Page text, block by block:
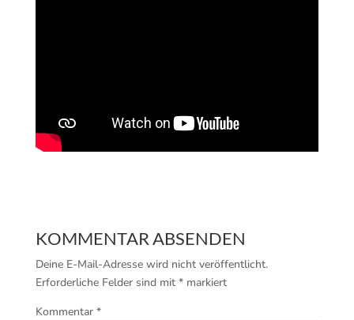
KOMMENTAR ABSENDEN
Deine E-Mail-Adresse wird nicht veröffentlicht.
Erforderliche Felder sind mit *markiert
Kommentar *